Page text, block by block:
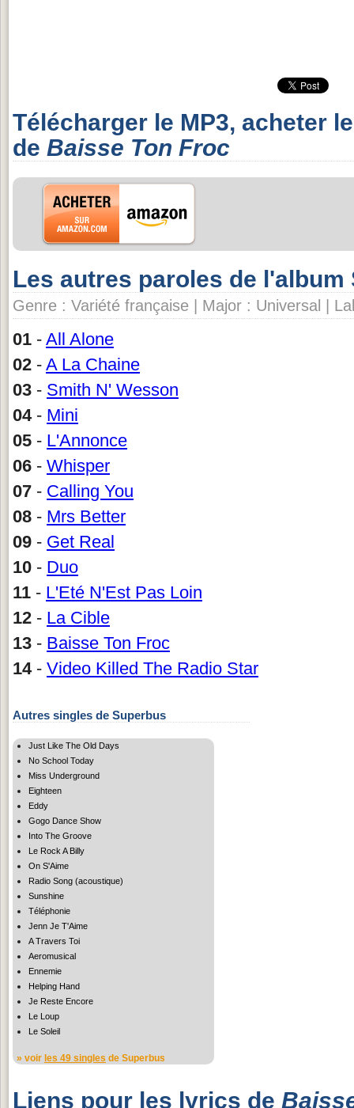
Télécharger le MP3, acheter
de Baisse Ton Froc
Les autres paroles de l'album
Genre : Variété française | Major : Universal |
01 - All Alone
02 - A La Chaine
03 - Smith N' Wesson
04- Mini
05 - L'Annonce
06 - Whisper
07 - Calling You
08 - Mrs Better
09 - Get Real
10 - Duo
11 - L'Eté N'Est Pas Loin
12 - La Cible
13 - Baisse Ton Froc
14- Video Killed The Radio Star
Autres singles de Superbus
Just Like The Old Days
No School Today
Miss Underground
Eighteen
Eddy
Gogo Dance Show
Into The Groove
Le Rock A Billy
On S'Aime
Radio Song (acoustique)
Sunshine
Téléphonie
Jenn Je T'Aime
A Travers Toi
Aeromusical
Ennemie
Helping Hand
Je Reste Encore
Le Loup
Le Soleil
» voir les 49 singles de Superbus
Liens pour les lyrics de